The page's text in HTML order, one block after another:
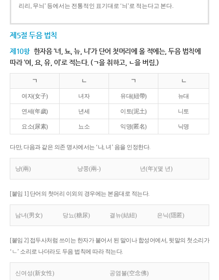
리리, 무늬’ 등에서는 전통적인 표기대로 ‘늬’로 적는다고 본다.
제5절 두음 법칙
제10항 한자음 ‘녀, 뇨, 뉴, 니’가 단어 첫머리에 올 적에는, 두음 법칙에
따라 ‘여, 요, 유, 이’로 적는다. (ㄱ을 취하고, ㄴ을 버림.)
ㄱ ㄴ ㄱ ㄴ
여자(女子) 녀자 유대(紐帶) 뉴대
연세(年歲) 년세 이토(泥土) 니토
요소(尿素) 뇨소 익명(匿名) 닉명
다만, 다음과 같은 의존 명사에서는 ‘냐, 녀’ 음을 인정한다.
냥(兩) 냥쭝(兩-) 년(年)(몇 년)
[붙임 1] 단어의 첫머리 이외의 경우에는 본음대로 적는다.
남녀(男女) 당뇨(糖尿) 결뉴(結紐) 은닉(隱匿)
[붙임 2] 접두사처럼 쓰이는 한자가 붙어서 된 말이나 합성어에서, 뒷말의 첫소리가
‘ㄴ’ 소리로 나더라도 두음 법칙에 따라 적는다.
신여성(新女性)
공염불(空念佛)